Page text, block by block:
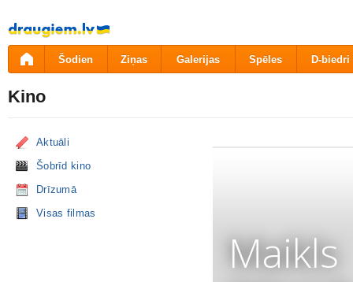
Pāriet
uz
saturu
Šodien Ziņas Galerijas Spēles D-biedri
Kino
Aktuāli
Šobrīd kino
Drīzumā
Visas filmas
Maikls